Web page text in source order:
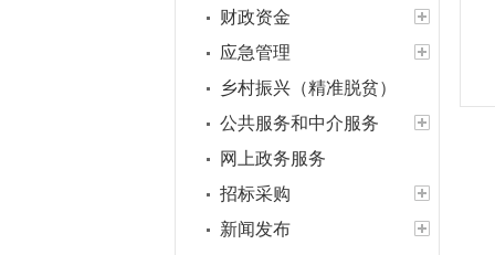
财政资金
应急管理
乡村振兴（精准脱贫）
公共服务和中介服务
网上政务服务
招标采购
新闻发布